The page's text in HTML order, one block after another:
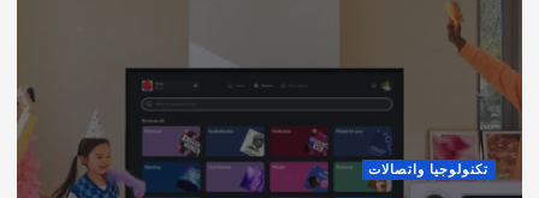
تكنولوجيا واتصالات